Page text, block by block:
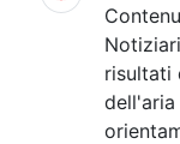
risultati